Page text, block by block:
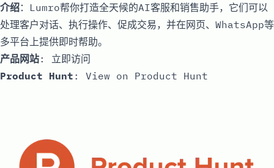
介绍：Lumro帮你打造全天候的AI客服和销售助手，它们可以
处理客户对话、执行操作、促成交易，并在网页、WhatsApp等
多平台上提供即时帮助。
产品网站: 立即访问
Product Hunt : View on Product Hunt